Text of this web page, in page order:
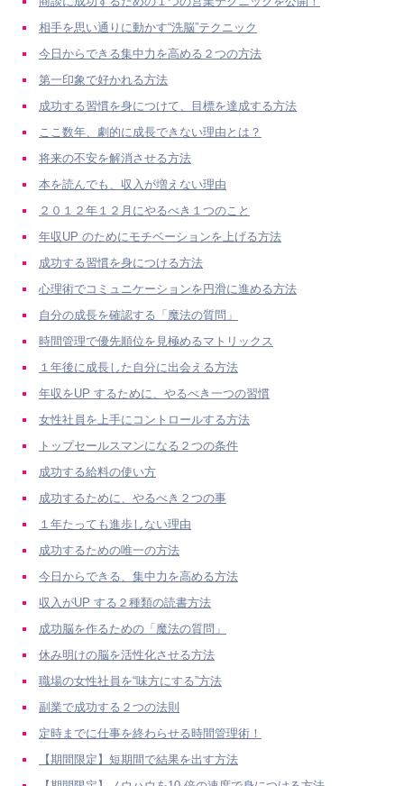
相手を思い通りに動かす“洗脳”テクニック
今日からできる集中力を高める２つの方法
第一印象で好かれる方法
成功する習慣を身につけて、目標を達成する方法
ここ数年、劇的に成長できない理由とは？
将来の不安を解消させる方法
本を読んでも、収入が増えない理由
２０１２年１２月にやるべき１つのこと
年収UP のためにモチベーションを上げる方法
成功する習慣を身につける方法
心理術でコミュニケーションを円滑に進める方法
自分の成長を確認する「魔法の質問」
時間管理で優先順位を見極めるマトリックス
１年後に成長した自分に出会える方法
年収をUP するために、やるべき一つの習慣
女性社員を上手にコントロールする方法
トップセールスマンになる２つの条件
成功する給料の使い方
成功するために、やるべき２つの事
１年たっても進歩しない理由
成功するための唯一の方法
今日からできる、集中力を高める方法
収入がUP する２種類の読書方法
成功脳を作るための「魔法の質問」
休み明けの脳を活性化させる方法
職場の女性社員を“味方にする”方法
副業で成功する２つの法則
定時までに仕事を終わらせる時間管理術！
【期間限定】短期間で結果を出す方法